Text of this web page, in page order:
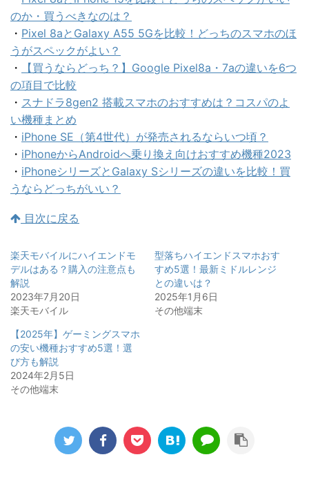
のか・買うべきなのは？
・ Pixel 8aとGalaxy A55 5Gを比較！どっちのスマホのほ
うがスペックがよい？
・
【買うならどっち？】Google Pixel8a・7aの違いを6つ
の項目で比較
・ スナドラ8gen2 搭載スマホのおすすめは？コスパのよ
い機種まとめ
・ iPhone SE（第4世代）が発売されるならいつ頃？
・ iPhoneからAndroidへ乗り換え向けおすすめ機種2023
・ iPhoneシリーズとGalaxy Sシリーズの違いを比較！買
うならどっちがいい？
目次に戻る
楽天モバイルにハイエンドモ
デルはある？購入の注意点も
解説
2023年7月20日
楽天モバイル
型落ちハイエンドスマホおす
すめ5選！最新ミドルレンジ
との違いは？
2025年1月6日
その他端末
【2025年】ゲーミングスマホ
の安い機種おすすめ5選！選
び方も解説
2024年2月5日
その他端末